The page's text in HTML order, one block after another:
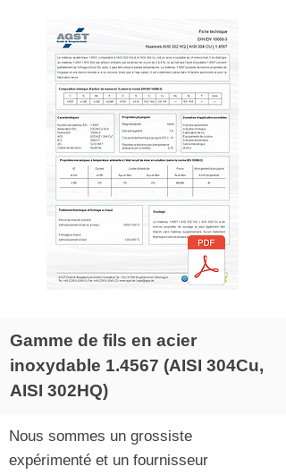
Gamme de fils en acier
inoxydable 1.4567 (AISI 304Cu,
AISI 302HQ)
Nous sommes un grossiste
expérimenté et un fournisseur